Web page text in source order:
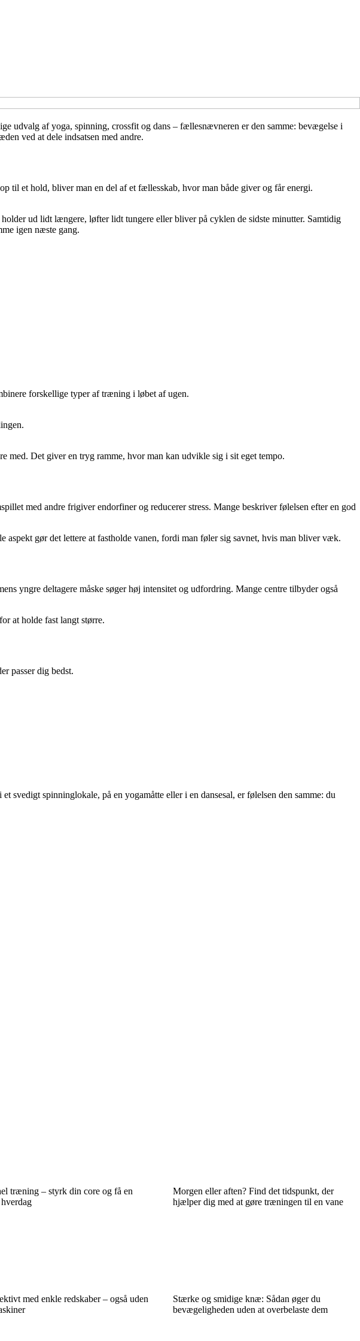
udvalg af yoga, spinning, crossfit og dans – fællesnævneren er den samme: bevægelse i
ved at dele indsatsen med andre.
til et hold, bliver man en del af et fællesskab, hvor man både giver og får energi.
ud lidt længere, løfter lidt tungere eller bliver på cyklen de sidste minutter. Samtidig
igen næste gang.
forskellige typer af træning i løbet af ugen.
med. Det giver en tryg ramme, hvor man kan udvikle sig i sit eget tempo.
med andre frigiver endorfiner og reducerer stress. Mange beskriver følelsen efter en god
gør det lettere at fastholde vanen, fordi man føler sig savnet, hvis man bliver væk.
yngre deltagere måske søger høj intensitet og udfordring. Mange centre tilbyder også
at holde fast langt større.
passer dig bedst.
spinninglokale, på en yogamåtte eller i en dansesal, er følelsen den samme: du
træning – styrk din core og få en
Morgen eller aften? Find det tidspunkt, der
hjælper dig med at gøre træningen til en vane
med enkle redskaber – også uden
Stærke og smidige knæ: Sådan øger du
bevægeligheden uden at overbelaste dem